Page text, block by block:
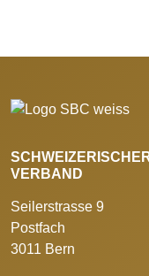
VERBAND
Seilerstrasse 9
Postfach
3011 Bern